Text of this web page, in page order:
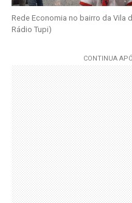
Rede Economia no bairro da Vila
Rádio Tupi)